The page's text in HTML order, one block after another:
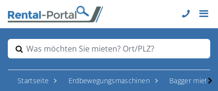
Was möchten Sie mieten? Ort/PLZ?
Startseite Erdbewegungsmaschinen Bagger mieten